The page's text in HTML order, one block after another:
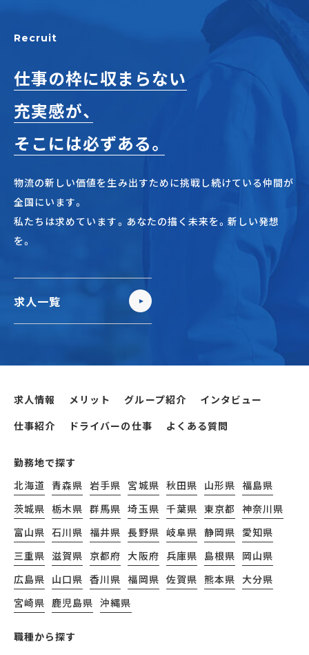
Recruit
仕事の枠に収まらない
充実感が、
そこには必ずある。
物流の新しい価値を生み出すために挑戦し続けている仲間が
全国にいます。
私たちは求めています。あなたの描く未来を。新しい発想
を。
求人一覧
求人情報 メリット グループ紹介
インタビュー
仕事紹介
ドライバーの仕事 よくある質問
勤務地で探す
北海道 青森県 岩手県 宮城県 秋田県 山形県 福島県
茨城県 栃木県 群馬県 埼玉県 千葉県 東京都 神奈川県
富山県 石川県 福井県 長野県 岐阜県 静岡県 愛知県
三重県 滋賀県 京都府 大阪府 兵庫県 島根県 岡山県
広島県 山口県 香川県 福岡県 佐賀県 熊本県 大分県
宮崎県 鹿児島県 沖縄県
職種から探す